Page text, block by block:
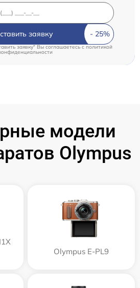
заявку
заявку" Вы соглашаетесь cполитикой
модели
Olympus
Olympus E‑PL9